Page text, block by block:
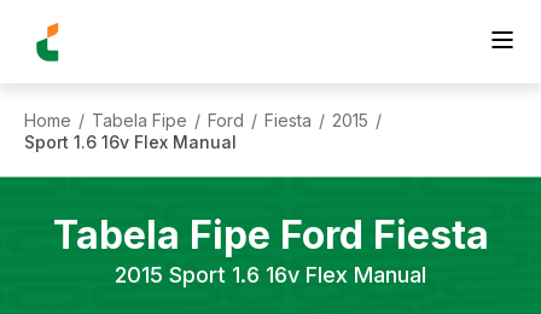
Home / Tabela Fipe / Ford / Fiesta / 2015 /
Sport 1.6 16v Flex Manual
Tabela Fipe Ford Fiesta
2015 Sport 1.6 16v Flex Manual